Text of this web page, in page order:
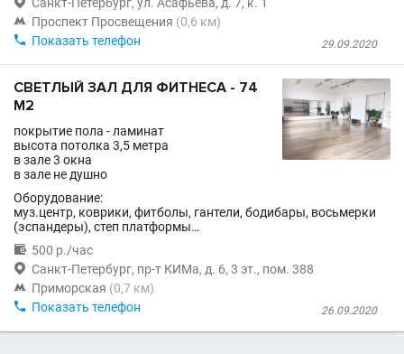
 Проспект Просвещения (0,6 км)
29.09.2020
 Показать телефон
СВЕТЛЫЙ ЗАЛ ДЛЯ ФИТНЕСА - 74
М2
покрытие пола - ламинат
высота потолка 3,5 метра
в зале 3 окна
в зале не душно
Оборудование:
муз.центр, коврики, фитболы, гантели, бодибары, восьмерки
(эспандеры), степ платформы…
 500 р./час
 Санкт-Петербург, пр-т КИМа, д. 6, 3 эт., пом. 388
 Приморская (0,7 км)
26.09.2020
 Показать телефон